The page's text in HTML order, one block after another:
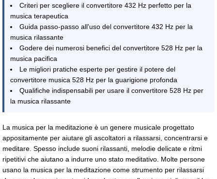
Criteri per scegliere il convertitore 432 Hz perfetto per la
musica terapeutica
Guida passo-passo all'uso del convertitore 432 Hz per la
musica rilassante
Godere dei numerosi benefici del convertitore 528 Hz per la
musica pacifica
Le migliori pratiche esperte per gestire il potere del
convertitore musica 528 Hz per la guarigione profonda
Qualifiche indispensabili per usare il convertitore 528 Hz per
la musica rilassante
La musica per la meditazione è un genere musicale progettato
appositamente per aiutare gli ascoltatori a rilassarsi, concentrarsi e
meditare. Spesso include suoni rilassanti, melodie delicate e ritmi
ripetitivi che aiutano a indurre uno stato meditativo. Molte persone
usano la musica per la meditazione come strumento per rilassarsi